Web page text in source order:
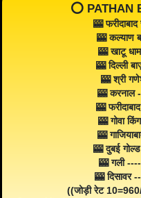
⭕️ PATHAN
🎰
🎰 कल्याण
🎰 खाटू
🎰 दिल्ली
🎰 श्री
🎰 करनाल
🎰
🎰 गोवा
🎰
🎰 दुबई
🎰 गली
🎰 दिसावर
((जोड़ी रेट